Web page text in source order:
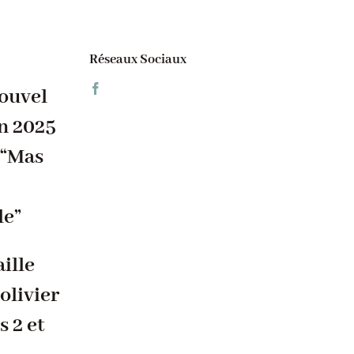
2025
2 et
Réseaux Sociaux